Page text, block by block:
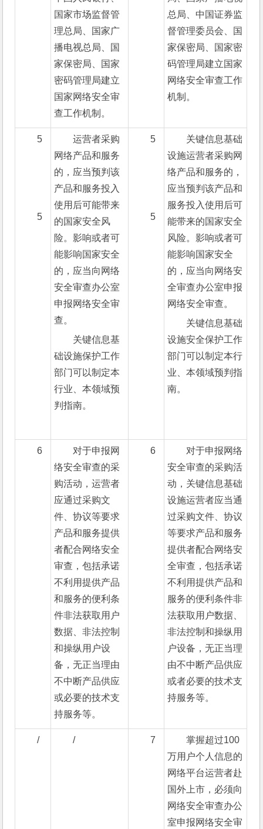
国家市场监督管
理总局、国家广
播电视总局、国
家保密局、国家
密码管理局建立
国家网络安全审
查工作机制。
总局、中国证券监
督管理委员会、国
家保密局、国家密
码管理局建立国家
网络安全审查工作
机制。
5
5
运营者采购
网络产品和服务
的，应当预判该
产品和服务投入
使用后可能带来
的国家安全风
险。影响或者可
能影响国家安全
的，应当向网络
安全审查办公室
申报网络安全审
查。
关键信息基
础设施保护工作
部门可以制定本
行业、本领域预
判指南。
5
5
关键信息基础
设施运营者采购网
络产品和服务的，
应当预判该产品和
服务投入使用后可
能带来的国家安全
风险。影响或者可
能影响国家安全
的，应当向网络安
全审查办公室申报
网络安全审查。
关键信息基础
设施安全保护工作
部门可以制定本行
业、本领域预判指
南。
6
对于申报网
络安全审查的采
购活动，运营者
应通过采购文
件、协议等要求
产品和服务提供
者配合网络安全
审查，包括承诺
不利用提供产品
和服务的便利条
件非法获取用户
数据、非法控制
和操纵用户设
备，无正当理由
不中断产品供应
或必要的技术支
持服务等。
6
对于申报网络
安全审查的采购活
动，关键信息基础
设施运营者应当通
过采购文件、协议
等要求产品和服务
提供者配合网络安
全审查，包括承诺
不利用提供产品和
服务的便利条件非
法获取用户数据、
非法控制和操纵用
户设备，无正当理
由不中断产品供应
或者必要的技术支
持服务等。
/ / 7
掌握超过100
万用户个人信息的
网络平台运营者赴
国外上市，必须向
网络安全审查办公
室申报网络安全审